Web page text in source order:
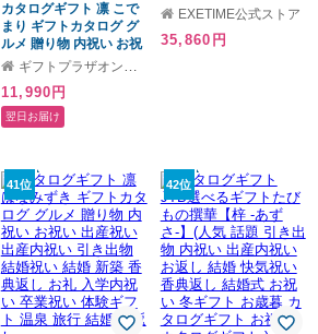
カタログギフト 凛 こで
まり ギフトカタログ グ
ルメ 贈り物 内祝い お祝
い 出産祝い 出産内祝い
新築 香典返し お礼 入学
内祝い 卒業祝い 体験ギ
フト 温泉 旅行 結婚 お返
ギフトプラザオンライン
11,990円
翌日お届け
シルバー）温泉プレゼン
EXETIME公式ストア
35,860円
41位 42位